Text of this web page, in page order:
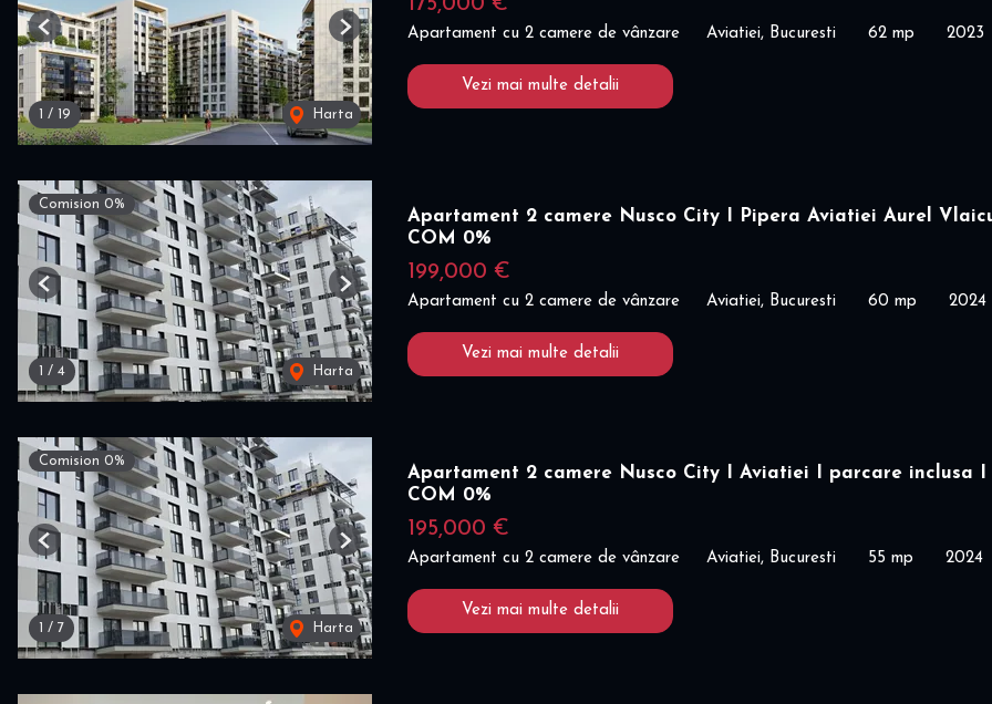
1 / 19 Harta
Previous Next
175,000 €
Apartament cu 2 camere de vânzare Aviatiei, Bucuresti 62 mp 2023
Vezi mai multe detalii
Comision 0%
1 / 4 Harta
Previous Next
Apartament 2 camere Nusco City I Pipera Aviatiei Aurel
COM 0%
199,000 €
Apartament cu 2 camere de vânzare Aviatiei, Bucuresti 60 mp 2024
Vezi mai multe detalii
Comision 0%
1 / 7 Harta
Previous Next
Apartament 2 camere Nusco City I Aviatiei I parcare inclusa I
COM 0%
195,000 €
Apartament cu 2 camere de vânzare Aviatiei, Bucuresti 55 mp 2024
Vezi mai multe detalii